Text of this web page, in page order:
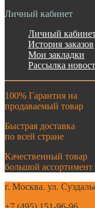
Личный кабинет
Личный
История заказов
Мои закладки
Рассылка
100% Гарантия на
продаваемый товар
Быстрая доставка
по всей стране
Качественный товар
большой ассортимент
г. Москва. ул.